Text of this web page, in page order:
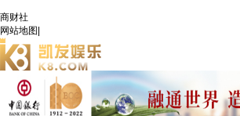
商财社
网站地图